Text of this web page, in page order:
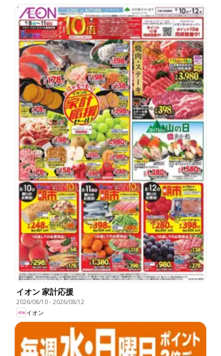
イオン 家計応援
2026/08/10-2026/08/12
イオン